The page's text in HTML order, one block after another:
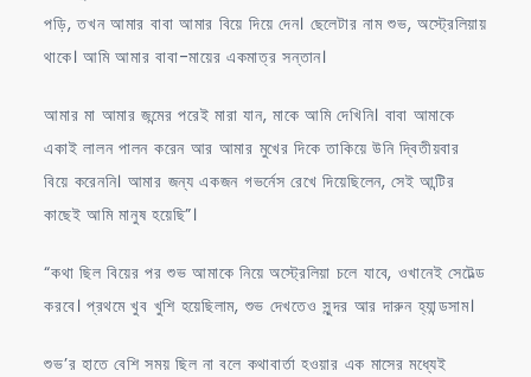
পড়ি, তখন আমার বাবা আমার বিয়ে দিয়ে দেন। ছেলেটার নাম শুভ, অস্ট্রেলিয়ায়
থাকে। আমি আমার বাবা-মায়ের একমাত্র সন্তান।
আমার মা আমার জন্মের পরেই মারা যান, মাকে আমি দেখিনি। বাবা আমাকে
একাই লালন পালন করেন আর আমার মুখের দিকে তাকিয়ে উনি দ্বিতীয়বার
বিয়ে করেননি। আমার জন্য একজন গভর্নেস রেখে দিয়েছিলেন, সেই আন্টির
কাছেই আমি মানুষ হয়েছি”।
“কথা ছিল বিয়ের পর শুভ আমাকে নিয়ে অস্ট্রেলিয়া চলে যাবে, ওখানেই সেটেল্ড
করবে। প্রথমে খুব খুশি হয়েছিলাম, শুভ দেখতেও সুন্দর আর দারুন হ্যান্ডসাম।
শুভ’র হাতে বেশি সময় ছিল না বলে কথাবার্তা হওয়ার এক মাসের মধ্যেই